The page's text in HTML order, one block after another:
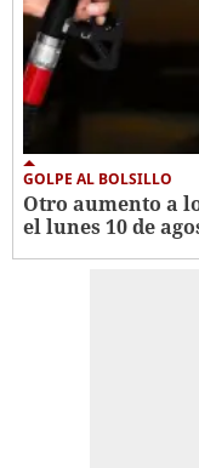
GOLPE AL BOLSILLO
Otro aumento a
el lunes 10 de